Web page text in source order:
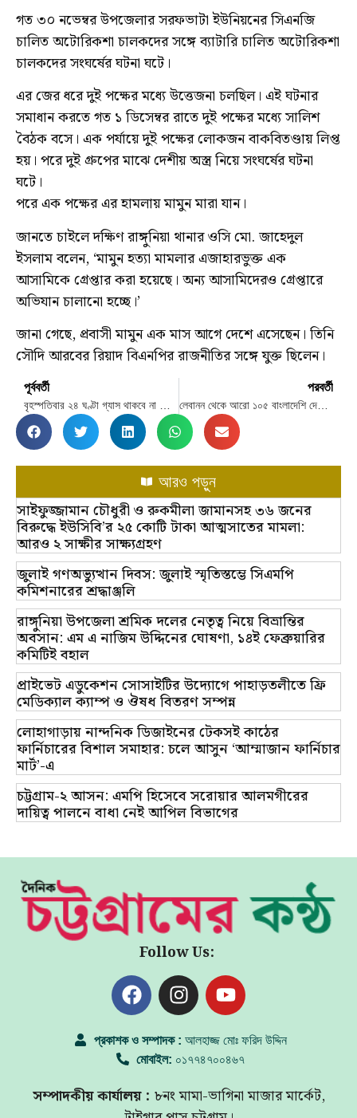
গত ৩০ নভেম্বর উপজেলার সরফভাটা ইউনিয়নের সিএনজি
চালিত অটোরিকশা চালকদের সঙ্গে ব্যাটারি চালিত অটোরিকশা
চালকদের সংঘর্ষের ঘটনা ঘটে।
এর জের ধরে দুই পক্ষের মধ্যে উত্তেজনা চলছিল। এই ঘটনার
সমাধান করতে গত ১ ডিসেম্বর রাতে দুই পক্ষের মধ্যে সালিশ
বৈঠক বসে। এক পর্যায়ে দুই পক্ষের লোকজন বাকবিতণ্ডায় লিপ্ত
হয়। পরে দুই গ্রুপের মাঝে দেশীয় অস্ত্র নিয়ে সংঘর্ষের ঘটনা
ঘটে।
পরে এক পক্ষের এর হামলায় মামুন মারা যান।
জানতে চাইলে দক্ষিণ রাঙ্গুনিয়া থানার ওসি মো. জাহেদুল
ইসলাম বলেন, ‘মামুন হত্যা মামলার এজাহারভুক্ত এক
আসামিকে গ্রেপ্তার করা হয়েছে। অন্য আসামিদেরও গ্রেপ্তারে
অভিযান চালানো হচ্ছে।’
জানা গেছে, প্রবাসী মামুন এক মাস আগে দেশে এসেছেন। তিনি
সৌদি আরবের রিয়াদ বিএনপির রাজনীতির সঙ্গে যুক্ত ছিলেন।
পূর্ববর্তী
বৃহস্পতিবার ২৪ ঘণ্টা গ্যাস থাকবে না যেসব এলাকায়
পরবর্তী
লেবানন থেকে আরো ১০৫ বাংলাদেশি দে‌শে ফিরবেন কাল
আরও পড়ুন
সাইফুজ্জামান চৌধুরী ও রুকমীলা জামানসহ ৩৬ জনের
বিরুদ্ধে ইউসিবি’র ২৫ কোটি টাকা আত্মসাতের মামলা:
আরও ২ সাক্ষীর সাক্ষ্যগ্রহণ
জুলাই গণঅভ্যুত্থান দিবস: জুলাই স্মৃতিস্তম্ভে সিএমপি
কমিশনারের শ্রদ্ধাঞ্জলি
রাঙ্গুনিয়া উপজেলা শ্রমিক দলের নেতৃত্ব নিয়ে বিভ্রান্তির
অবসান: এম এ নাজিম উদ্দিনের ঘোষণা, ১৪ই ফেব্রুয়ারির
কমিটিই বহাল
প্রাইভেট এডুকেশন সোসাইটির উদ্যোগে পাহাড়তলীতে ফ্রি
মেডিক্যাল ক্যাম্প ও ঔষধ বিতরণ সম্পন্ন
লোহাগাড়ায় নান্দনিক ডিজাইনের টেকসই কাঠের
ফার্নিচারের বিশাল সমাহার: চলে আসুন ‘আম্মাজান ফার্নিচার
মার্ট’-এ
চট্টগ্রাম-২ আসন: এমপি হিসেবে সরোয়ার আলমগীরের
দায়িত্ব পালনে বাধা নেই আপিল বিভাগের
Follow Us:
প্রকাশক ও সম্পাদক : আলহাজ্জ মোঃ ফরিদ উদ্দিন
মোবাইল: ০১৭৭৪৭০০৪৬৭
সম্পাদকীয় কার্যালয় : ৮নং মামা-ভাগিনা মাজার মার্কেট,